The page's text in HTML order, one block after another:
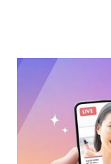
dụng điện thoại xuất
nhạy cảm, có dấu
nhận, đơn vị đã
để làm rõ. Kết quả
(sinh năm 1994), trú